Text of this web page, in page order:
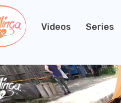
Videos Series